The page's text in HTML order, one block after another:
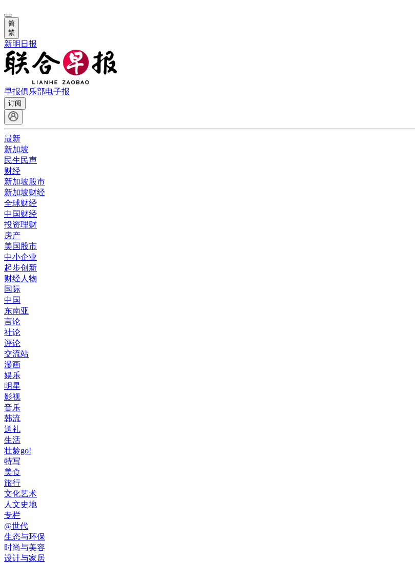
简
繁
新明日报
早报俱乐部电子报
订阅
最新
新加坡
民生民声
财经
新加坡股市
新加坡财经
全球财经
中国财经
投资理财
房产
美国股市
中小企业
起步创新
财经人物
国际
中国
东南亚
言论
社论
评论
交流站
漫画
娱乐
明星
影视
音乐
韩流
送礼
生活
壮龄go!
特写
美食
旅行
文化艺术
人文史地
专栏
@世代
生态与环保
时尚与美容
设计与家居